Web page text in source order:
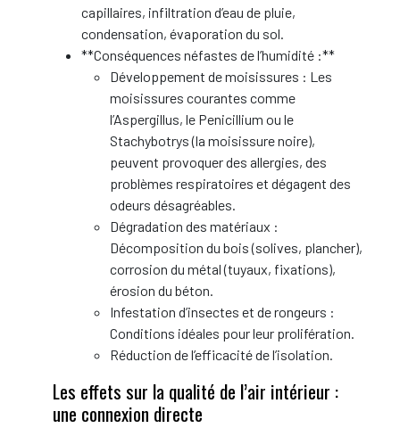
capillaires, infiltration d’eau de pluie,
condensation, évaporation du sol.
**Conséquences néfastes de l’humidité :**
Développement de moisissures : Les
moisissures courantes comme
l’Aspergillus, le Penicillium ou le
Stachybotrys (la moisissure noire),
peuvent provoquer des allergies, des
problèmes respiratoires et dégagent des
odeurs désagréables.
Dégradation des matériaux :
Décomposition du bois (solives, plancher),
corrosion du métal (tuyaux, fixations),
érosion du béton.
Infestation d’insectes et de rongeurs :
Conditions idéales pour leur prolifération.
Réduction de l’efficacité de l’isolation.
Les effets sur la qualité de l’air intérieur :
une connexion directe